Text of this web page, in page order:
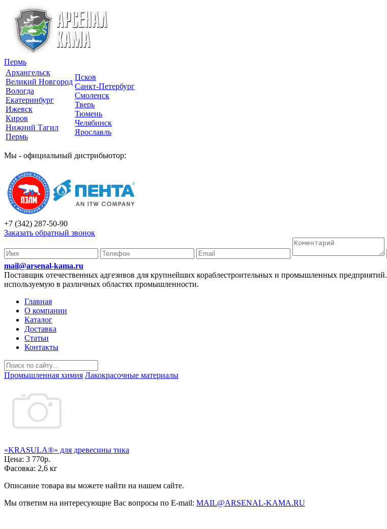
Пермь
Архангельск
Великий Новгород
Вологда
Екатеринбург
Ижевск
Киров
Нижний Тагил
Пермь
Псков
Санкт-Петербург
Смоленск
Тверь
Тюмень
Челябинск
Ярославль
Мы - официальный дистрибьютор:
+7 (342) 287-50-90
Заказать обратный звонок
mail@arsenal-kama.ru
Поставщик отечественных адгезивов для крупнейших кораблестроительных и промышленных предприятий.
используемую в различных областях промышленности.
Главная
О компании
Каталог
Доставка
Статьи
Контакты
Промышленная химия Лакокрасочные материалы
«KRASULA®» для древесины тика
Цена: 3 770р.
Фасовка: 2,6 кг
Описание товара вы можете найти на нашем сайте.
Мы ответим на интересующие Вас вопросы по E-mail: MAIL@ARSENAL-KAMA.RU